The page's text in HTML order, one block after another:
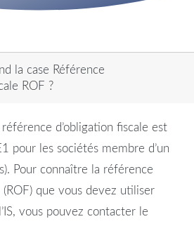
la case Référence
ROF ?
d’obligation fiscale est
pour les sociétés membre d’un
Pour connaître la référence
(ROF) que vous devez utiliser
vous pouvez contacter le